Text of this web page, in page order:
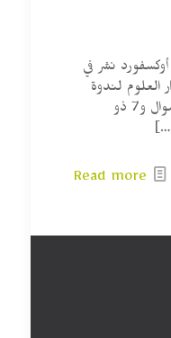
نشر في
العلوم لندوة
العلماء العددان 16 و17، 2 شوال و7 ذو
Read more